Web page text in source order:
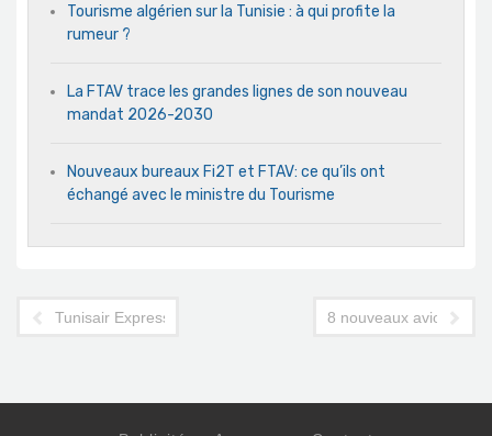
Tourisme algérien sur la Tunisie : à qui profite la
rumeur ?
La FTAV trace les grandes lignes de son nouveau
mandat 2026-2030
Nouveaux bureaux Fi2T et FTAV: ce qu’ils ont
échangé avec le ministre du Tourisme
Tunisair Express: ses nouveaux avions sont confirmés
8 nouveaux avions